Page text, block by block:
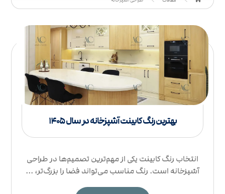
بهترین رنگ کابینت آشپزخانه در سال ۱۴۰۵
انتخاب رنگ کابینت یکی از مهم‌ترین تصمیم‌ها در طراحی
آشپزخانه است. رنگ مناسب می‌تواند فضا را بزرگ‌تر، ...